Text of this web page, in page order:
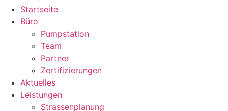
Startseite
Büro
Pumpstation
Team
Partner
Zertifizierungen
Aktuelles
Leistungen
Strassenplanung